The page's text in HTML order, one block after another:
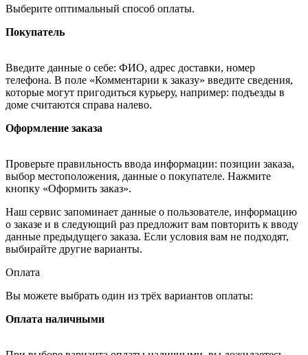
Выберите оптимальный способ оплаты.
Покупатель
Введите данные о себе: ФИО, адрес доставки, номер
телефона. В поле «Комментарии к заказу» введите сведения,
которые могут пригодиться курьеру, например: подъезды в
доме считаются справа налево.
Оформление заказа
Проверьте правильность ввода информации: позиции заказа,
выбор местоположения, данные о покупателе. Нажмите
кнопку «Оформить заказ».
Наш сервис запоминает данные о пользователе, информацию
о заказе и в следующий раз предложит вам повторить к вводу
данные предыдущего заказа. Если условия вам не подходят,
выбирайте другие варианты.
Оплата
Вы можете выбрать один из трёх вариантов оплаты:
Оплата наличными